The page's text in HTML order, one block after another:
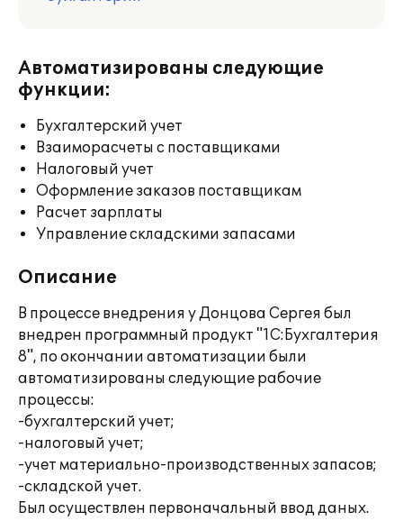
Автоматизированы следующие
функции:
Бухгалтерский учет
Взаиморасчеты с поставщиками
Налоговый учет
Оформление заказов поставщикам
Расчет зарплаты
Управление складскими запасами
Описание
В процессе внедрения у Донцова Сергея был
внедрен программный продукт "1С:Бухгалтерия
8", по окончании автоматизации были
автоматизированы следующие рабочие
процессы:
-бухгалтерский учет;
-налоговый учет;
-учет материально-производственных запасов;
-складской учет.
Был осуществлен первоначальный ввод даных.